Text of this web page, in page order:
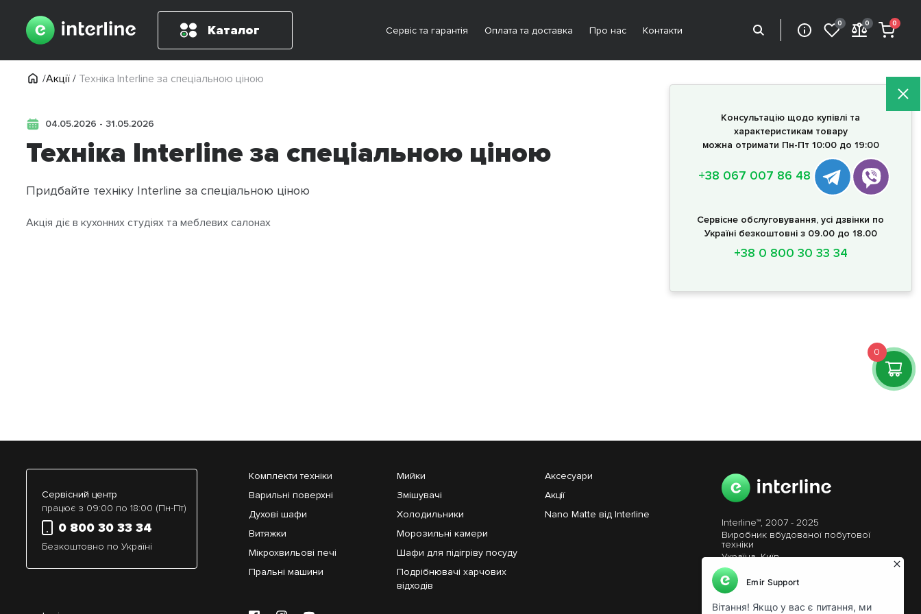
Каталог Сервіс та гарантія Оплата та доставка Про нас Контакти
0 0 0
/Акції / Техніка Interline за спеціальною ціною
04.05.2026 - 31.05.2026
Техніка Interline за спеціальною ціною
Придбайте техніку Interline за спеціальною ціною
Акція діє в кухонних студіях та меблевих салонах
Сервісний центр
працює з 09:00 по 18:00 (Пн-Пт)
0 800 30 33 34
Безкоштовно по Україні
Комплекти техніки
Варильні поверхні
Духові шафи
Витяжки
Мікрохвильові печі
Пральні машини
Мийки
Змішувачі
Холодильники
Морозильні камери
Шафи для підігріву посуду
Подрібнювачі харчових
відходів
Аксесуари
Акції
Nano Matte від Interline
Interline™, 2007 - 2025
Виробник вбудованої побутової
техніки
Україна, Київ
Консультацію щодо купівлі та
характеристикам товару
можна отримати Пн-Пт 10:00 до 19:00
+38 067 007 86 48
Сервісне обслуговування, усі дзвінки по
Україні безкоштовні з 09.00 до 18.00
+38 0 800 30 33 34
0